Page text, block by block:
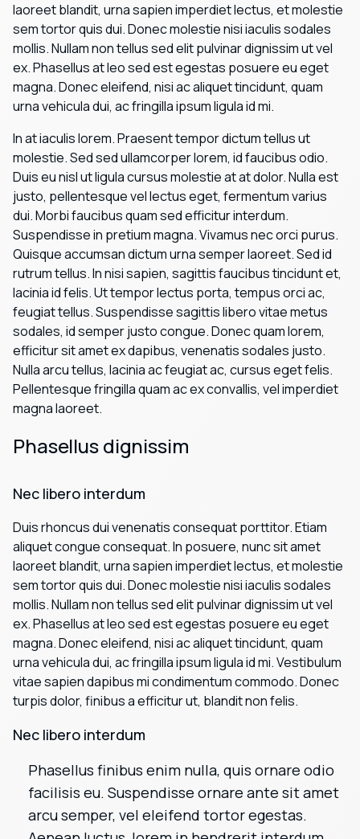
laoreet blandit, urna sapien imperdiet lectus, et molestie
sem tortor quis dui. Donec molestie nisi iaculis sodales
mollis. Nullam non tellus sed elit pulvinar dignissim ut vel
ex. Phasellus at leo sed est egestas posuere eu eget
magna. Donec eleifend, nisi ac aliquet tincidunt, quam
urna vehicula dui, ac fringilla ipsum ligula id mi.
In at iaculis lorem. Praesent tempor dictum tellus ut
molestie. Sed sed ullamcorper lorem, id faucibus odio.
Duis eu nisl ut ligula cursus molestie at at dolor. Nulla est
justo, pellentesque vel lectus eget, fermentum varius
dui. Morbi faucibus quam sed efficitur interdum.
Suspendisse in pretium magna. Vivamus nec orci purus.
Quisque accumsan dictum urna semper laoreet. Sed id
rutrum tellus. In nisi sapien, sagittis faucibus tincidunt et,
lacinia id felis. Ut tempor lectus porta, tempus orci ac,
feugiat tellus. Suspendisse sagittis libero vitae metus
sodales, id semper justo congue. Donec quam lorem,
efficitur sit amet ex dapibus, venenatis sodales justo.
Nulla arcu tellus, lacinia ac feugiat ac, cursus eget felis.
Pellentesque fringilla quam ac ex convallis, vel imperdiet
magna laoreet.
Phasellus dignissim
Nec libero interdum
Duis rhoncus dui venenatis consequat porttitor. Etiam
aliquet congue consequat. In posuere, nunc sit amet
laoreet blandit, urna sapien imperdiet lectus, et molestie
sem tortor quis dui. Donec molestie nisi iaculis sodales
mollis. Nullam non tellus sed elit pulvinar dignissim ut vel
ex. Phasellus at leo sed est egestas posuere eu eget
magna. Donec eleifend, nisi ac aliquet tincidunt, quam
urna vehicula dui, ac fringilla ipsum ligula id mi. Vestibulum
vitae sapien dapibus mi condimentum commodo. Donec
turpis dolor, finibus a efficitur ut, blandit non felis.
Nec libero interdum
Phasellus finibus enim nulla, quis ornare odio
facilisis eu. Suspendisse ornare ante sit amet
arcu semper, vel eleifend tortor egestas.